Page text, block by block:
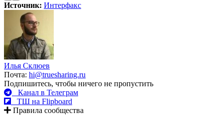
Источник: Интерфакс
Илья Склюев
Почта: hi@truesharing.ru
Подпишитесь, чтобы ничего не пропустить
Канал в Телеграм
ТШ на Flipboard
Правила сообщества